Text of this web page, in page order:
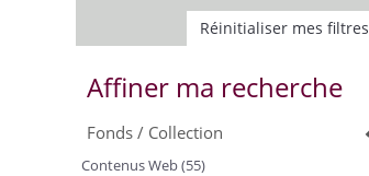
Réinitialiser mes filtres
Affiner ma recherche
Fonds / Collection
Contenus Web (55)